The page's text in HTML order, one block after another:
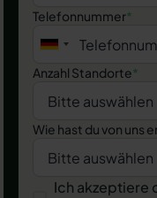
Telefonnummer*
Anzahl Standorte*
Wie hast du von uns
Ich akzeptiere